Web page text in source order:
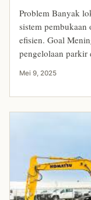
Problem Banyak
sistem pembukaan
efisien. Goal
pengelolaan
Mei 9, 2025